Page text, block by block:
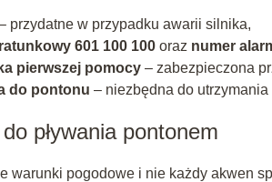
przydatne w przypadku awarii silnika,
601 100 100 oraz numer
pierwszej pomocy – zabezpieczona
do pontonu – niezbędna do
pływania pontonem
warunki pogodowe i nie każdy akwen